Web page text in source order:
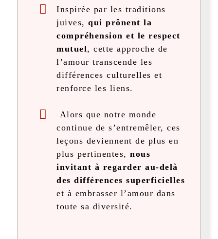
Inspirée par les traditions
juives, qui prônent la
compréhension et le respect
mutuel, cette approche de
l’amour transcende les
différences culturelles et
renforce les liens.
Alors que notre monde
continue de s’entremêler, ces
leçons deviennent de plus en
plus pertinentes, nous
invitant à regarder au-delà
des différences superficielles
et à embrasser l’amour dans
toute sa diversité.